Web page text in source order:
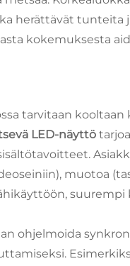
herättävät tunteita
kokemuksesta
tarvitaan
LED-näyttö
muotoa
suurempi
ohjelmoida